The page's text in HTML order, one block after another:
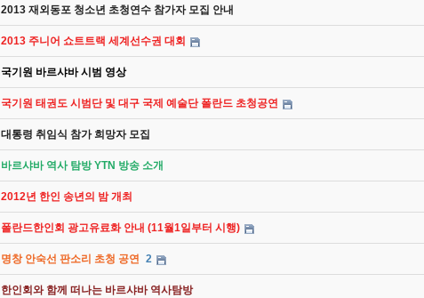
2013 재외동포 청소년 초청연수 참가자 모집 안내
2013 주니어 쇼트트랙 세계선수권 대회
국기원 바르샤바 시범 영상
국기원 태권도 시범단 및 대구 국제 예술단 폴란드 초청공연
대통령 취임식 참가 희망자 모집
바르샤바 역사 탐방 YTN 방송 소개
2012년 한인 송년의 밤 개최
폴란드한인회 광고유료화 안내 (11월1일부터 시행)
명창 안숙선 판소리 초청 공연 2
한인회와 함께 떠나는 바르샤바 역사탐방